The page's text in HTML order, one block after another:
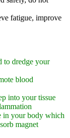
fatigue, improve
to dredge your
blood
into your tissue
in your body which
magnet